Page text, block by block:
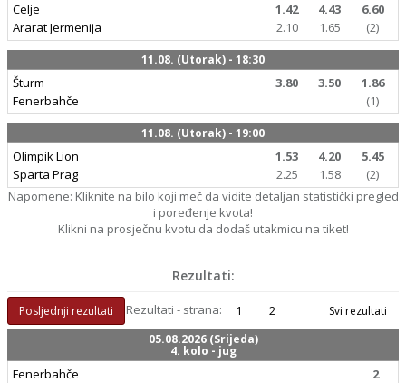
Celje
Ararat Jermenija
1.42 4.43
6.60
2.10
1.65 (2)
11.08. (Utorak) - 18:30
Šturm
Fenerbahče
3.80 3.50
1.86
(1)
11.08. (Utorak) - 19:00
Olimpik Lion
Sparta Prag
1.53 4.20
5.45
2.25
1.58
(2)
Napomene: Kliknite na bilo koji meč da vidite detaljan statistički pregled
i poređenje kvota!
Klikni na prosječnu kvotu da dodaš utakmicu na tiket!
Rezultati:
Posljednji rezultati Rezultati - strana: 1 2
Svi rezultati
05.08.2026 (Srijeda)
4. kolo - jug
Fenerbahče
2